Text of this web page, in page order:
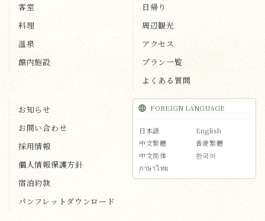
客室
料理
温泉
館内施設
日帰り
周辺観光
アクセス
プラン一覧
よくある質問
お知らせ
お問い合わせ
採用情報
個人情報保護方針
宿泊約款
パンフレットダウンロード
FOREIGN LANGUAGE
日本語
English
中文繁體
香港繁體
中文简体
한국어
ภาษาไทย